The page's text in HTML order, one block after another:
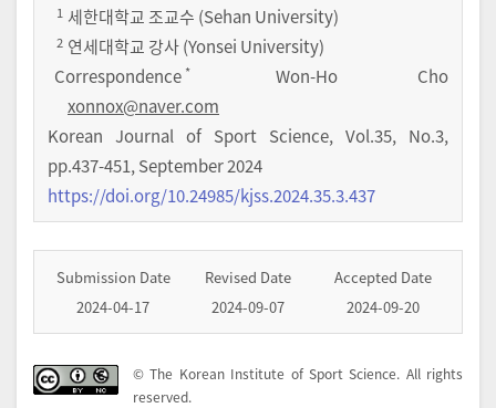
1 세한대학교 조교수 (Sehan University)
2 연세대학교 강사 (Yonsei University)
Correspondence *
Won-Ho Cho
xonnox@naver.com
Korean Journal of Sport Science, Vol.35, No.3,
pp.437-451,September 2024
https://doi.org/10.24985/kjss.2024.35.3.437
Submission Date
2024-04-17
Revised Date
2024-09-07
Accepted Date
2024-09-20
© The Korean Institute of Sport Science. All rights
reserved.